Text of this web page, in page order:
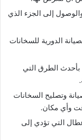
إلى الجزء الذي
الدورية للسخانات
بأحدث الطرق التي
وتصليح السخانات
وأي مكان.
التي تؤدي إلى